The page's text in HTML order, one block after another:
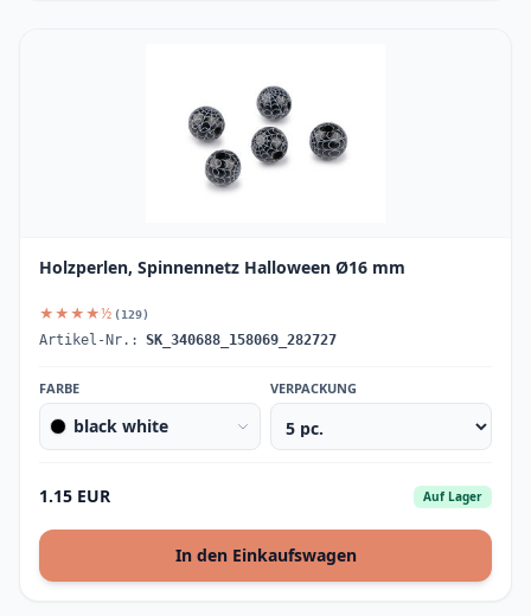
Holzperlen, Spinnennetz Halloween Ø16 mm
★★★★½ (129)
Artikel-Nr.: SK_340688_158069_282727
FARBE
black white
VERPACKUNG
1.15 EUR Auf Lager
In den Einkaufswagen